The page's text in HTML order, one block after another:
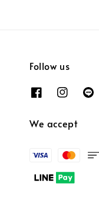
Follow us
We accept